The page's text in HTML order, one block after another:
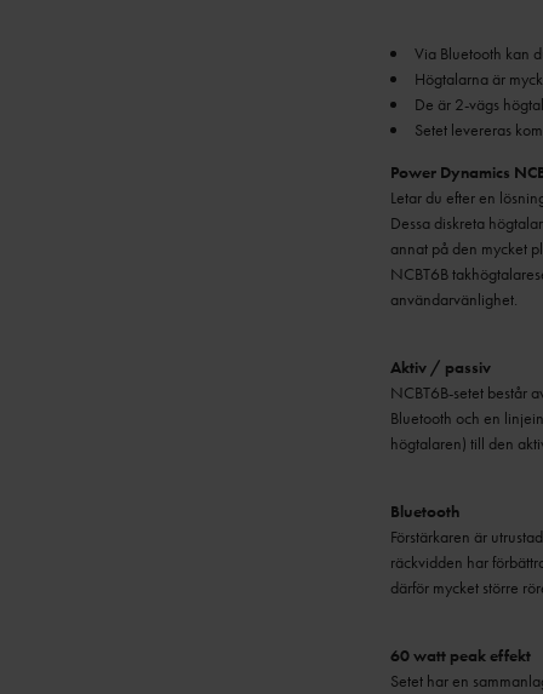
Setet levereras
Power Dynamics
Letar du efter en
Dessa diskreta
annat på den mycket
NCBT6B
användarvänlighet.
Aktiv / passiv
NCBT6B-setet består
Bluetooth och en
högtalaren) till den
Bluetooth
Förstärkaren är
räckvidden har
därför mycket större
60 watt peak effekt
Setet har en